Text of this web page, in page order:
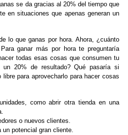
se da gracias al 20% del tiempo que
en situaciones que apenas generan un
lo que ganas por hora. Ahora, ¿cuánto
ganar más por hora te preguntaría
todas esas cosas que consumen tu
20% de resultado? Qué pasaría si
para aprovecharlo para hacer cosas
como abrir otra tienda en una
o nuevos clientes.
potencial gran cliente.